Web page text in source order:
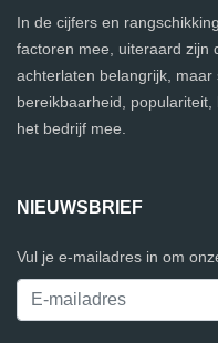
In de cijfers en
factoren mee, uiteraard zijn
achterlaten belangrijk,
bereikbaarheid,
het bedrijf mee.
NIEUWSBRIEF
Vul je e-mailadres in om